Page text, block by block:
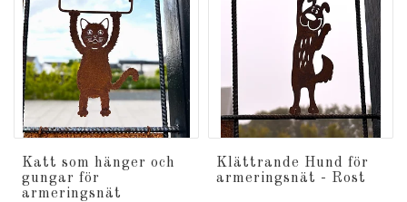
Katt som hänger och
gungar för
armeringsnät
Klättrande Hund för
armeringsnät - Rost